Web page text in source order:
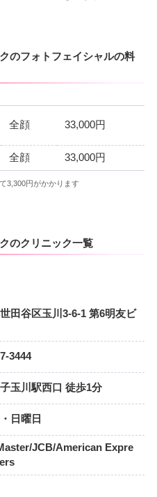
のフォトフェイシャルの料
全顔 33,000円
全顔 33,000円
3,300円がかかります
のクリニック一覧
田谷区玉川3-6-1 第6明友ビ
3444
玉川駅西口 徒歩1分
日曜日
JCB/American Expre